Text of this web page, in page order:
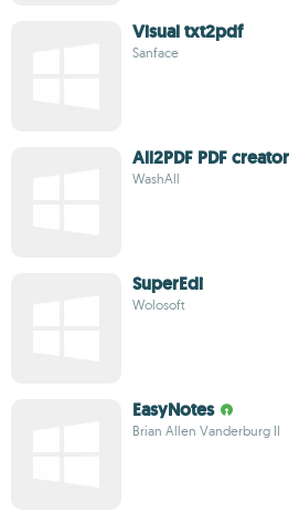
Visual txt2pdf
Sanface
All2PDF PDF creator
WashAll
SuperEdi
Wolosoft
EasyNotes
Brian Allen Vanderburg II